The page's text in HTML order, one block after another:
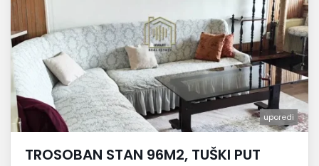
uporedi
TROSOBAN STAN 96M2, TUŠKI PUT